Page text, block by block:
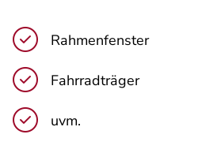
Rahmenfenster
Fahrradträger
uvm.